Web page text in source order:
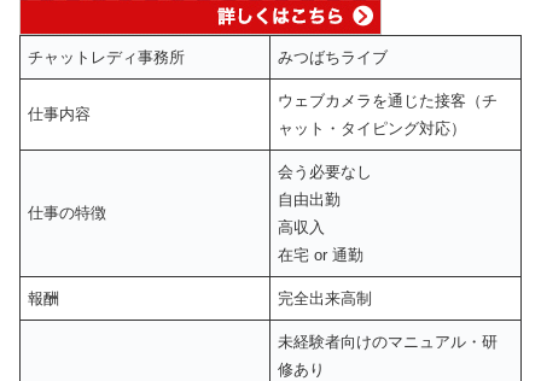
チャットレディ事務所 みつばちライブ
仕事内容
ウェブカメラを通じた接客（チ
ャット・タイピング対応）
仕事の特徴
会う必要なし
自由出勤
高収入
在宅 or 通勤
報酬 完全出来高制
未経験者向けのマニュアル・研
修あり